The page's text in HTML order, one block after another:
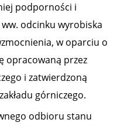
podporności i
odcinku wyrobiska
w oparciu o
opracowaną przez
i zatwierdzoną
górniczego.
odbioru stanu